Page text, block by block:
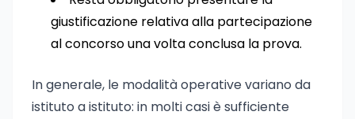
giustificazione relativa alla partecipazione
al concorso una volta conclusa la prova.
In generale, le modalità operative variano da
istituto a istituto: in molti casi è sufficiente